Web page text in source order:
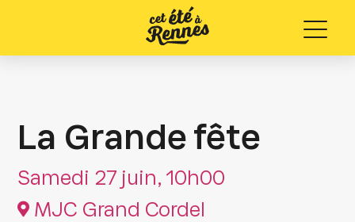
Menu
La Grande fête
Samedi 27 juin, 10h00
MJC Grand Cordel